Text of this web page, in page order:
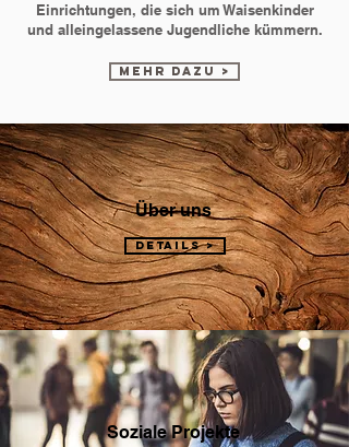
Einrichtungen, die sich um Waisenkinder
und alleingelassene Jugendliche kümmern.
mehr dazu >
Über uns
DETAILS >
Soziale Projekte